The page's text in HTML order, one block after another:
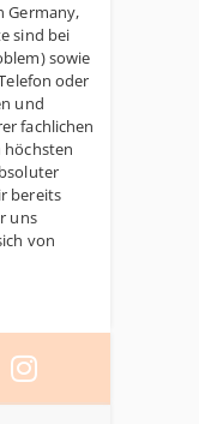
Germany,
sind bei
sowie
oder
und
fachlichen
höchsten
bereits
uns
von